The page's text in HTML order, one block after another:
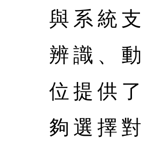
與系統
辨識、
位提供
夠選擇